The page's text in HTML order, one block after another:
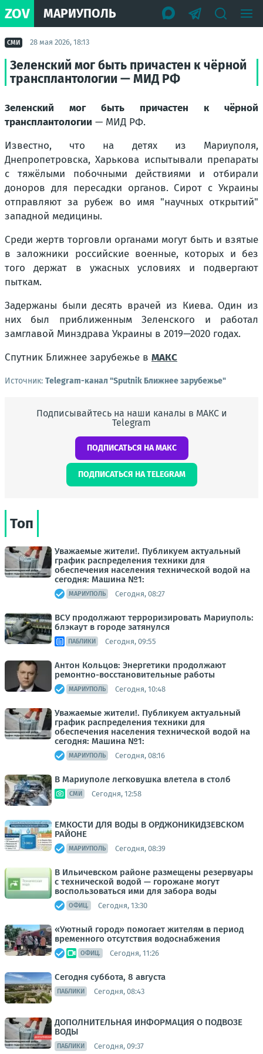
ZOV МАРИУПОЛЬ
СМИ 28 мая 2026, 18:13
Зеленский мог быть причастен к чёрной
трансплантологии — МИД РФ
Зеленский мог быть причастен к чёрной
трансплантологии — МИД РФ.
Известно, что на детях из Мариуполя,
Днепропетровска, Харькова испытывали препараты
с тяжёлыми побочными действиями и отбирали
доноров для пересадки органов. Сирот с Украины
отправляют за рубеж во имя "научных открытий"
западной медицины.
Среди жертв торговли органами могут быть и взятые
в заложники российские военные, которых и без
того держат в ужасных условиях и подвергают
пыткам.
Задержаны были десять врачей из Киева. Один из
них был приближенным Зеленского и работал
замглавой Минздрава Украины в 2019—2020 годах.
Спутник Ближнее зарубежье в MAКС
Источник: Telegram-канал "Sputnik Ближнее зарубежье"
Подписывайтесь на наши каналы в МАКС и
Telegram
ПОДПИСАТЬСЯ НА МАКС
ПОДПИСАТЬСЯ НА TELEGRAM
Топ
Уважаемые жители!. Публикуем актуальный
график распределения техники для
обеспечения населения технической водой на
сегодня: Машина №1:
МАРИУПОЛЬ Сегодня, 08:27
ВСУ продолжают терроризировать Мариуполь:
блэкаут в городе затянулся
ПАБЛИКИ Сегодня, 09:55
Антон Кольцов: Энергетики продолжают
ремонтно-восстановительные работы
МАРИУПОЛЬ Сегодня, 10:48
Уважаемые жители!. Публикуем актуальный
график распределения техники для
обеспечения населения технической водой на
сегодня: Машина №1:
МАРИУПОЛЬ Сегодня, 08:16
В Мариуполе легковушка влетела в столб
СМИ Сегодня, 12:58
ЕМКОСТИ ДЛЯ ВОДЫ В ОРДЖОНИКИДЗЕВСКОМ
РАЙОНЕ
МАРИУПОЛЬ Сегодня, 08:39
В Ильичевском районе размещены резервуары
с технической водой — горожане могут
воспользоваться ими для забора воды
ОФИЦ. Сегодня, 13:30
«Уютный город» помогает жителям в период
временного отсутствия водоснабжения
ОФИЦ. Сегодня, 11:26
Сегодня суббота, 8 августа
ПАБЛИКИ Сегодня, 08:43
ДОПОЛНИТЕЛЬНАЯ ИНФОРМАЦИЯ О ПОДВОЗЕ
ВОДЫ
ПАБЛИКИ Сегодня, 09:37